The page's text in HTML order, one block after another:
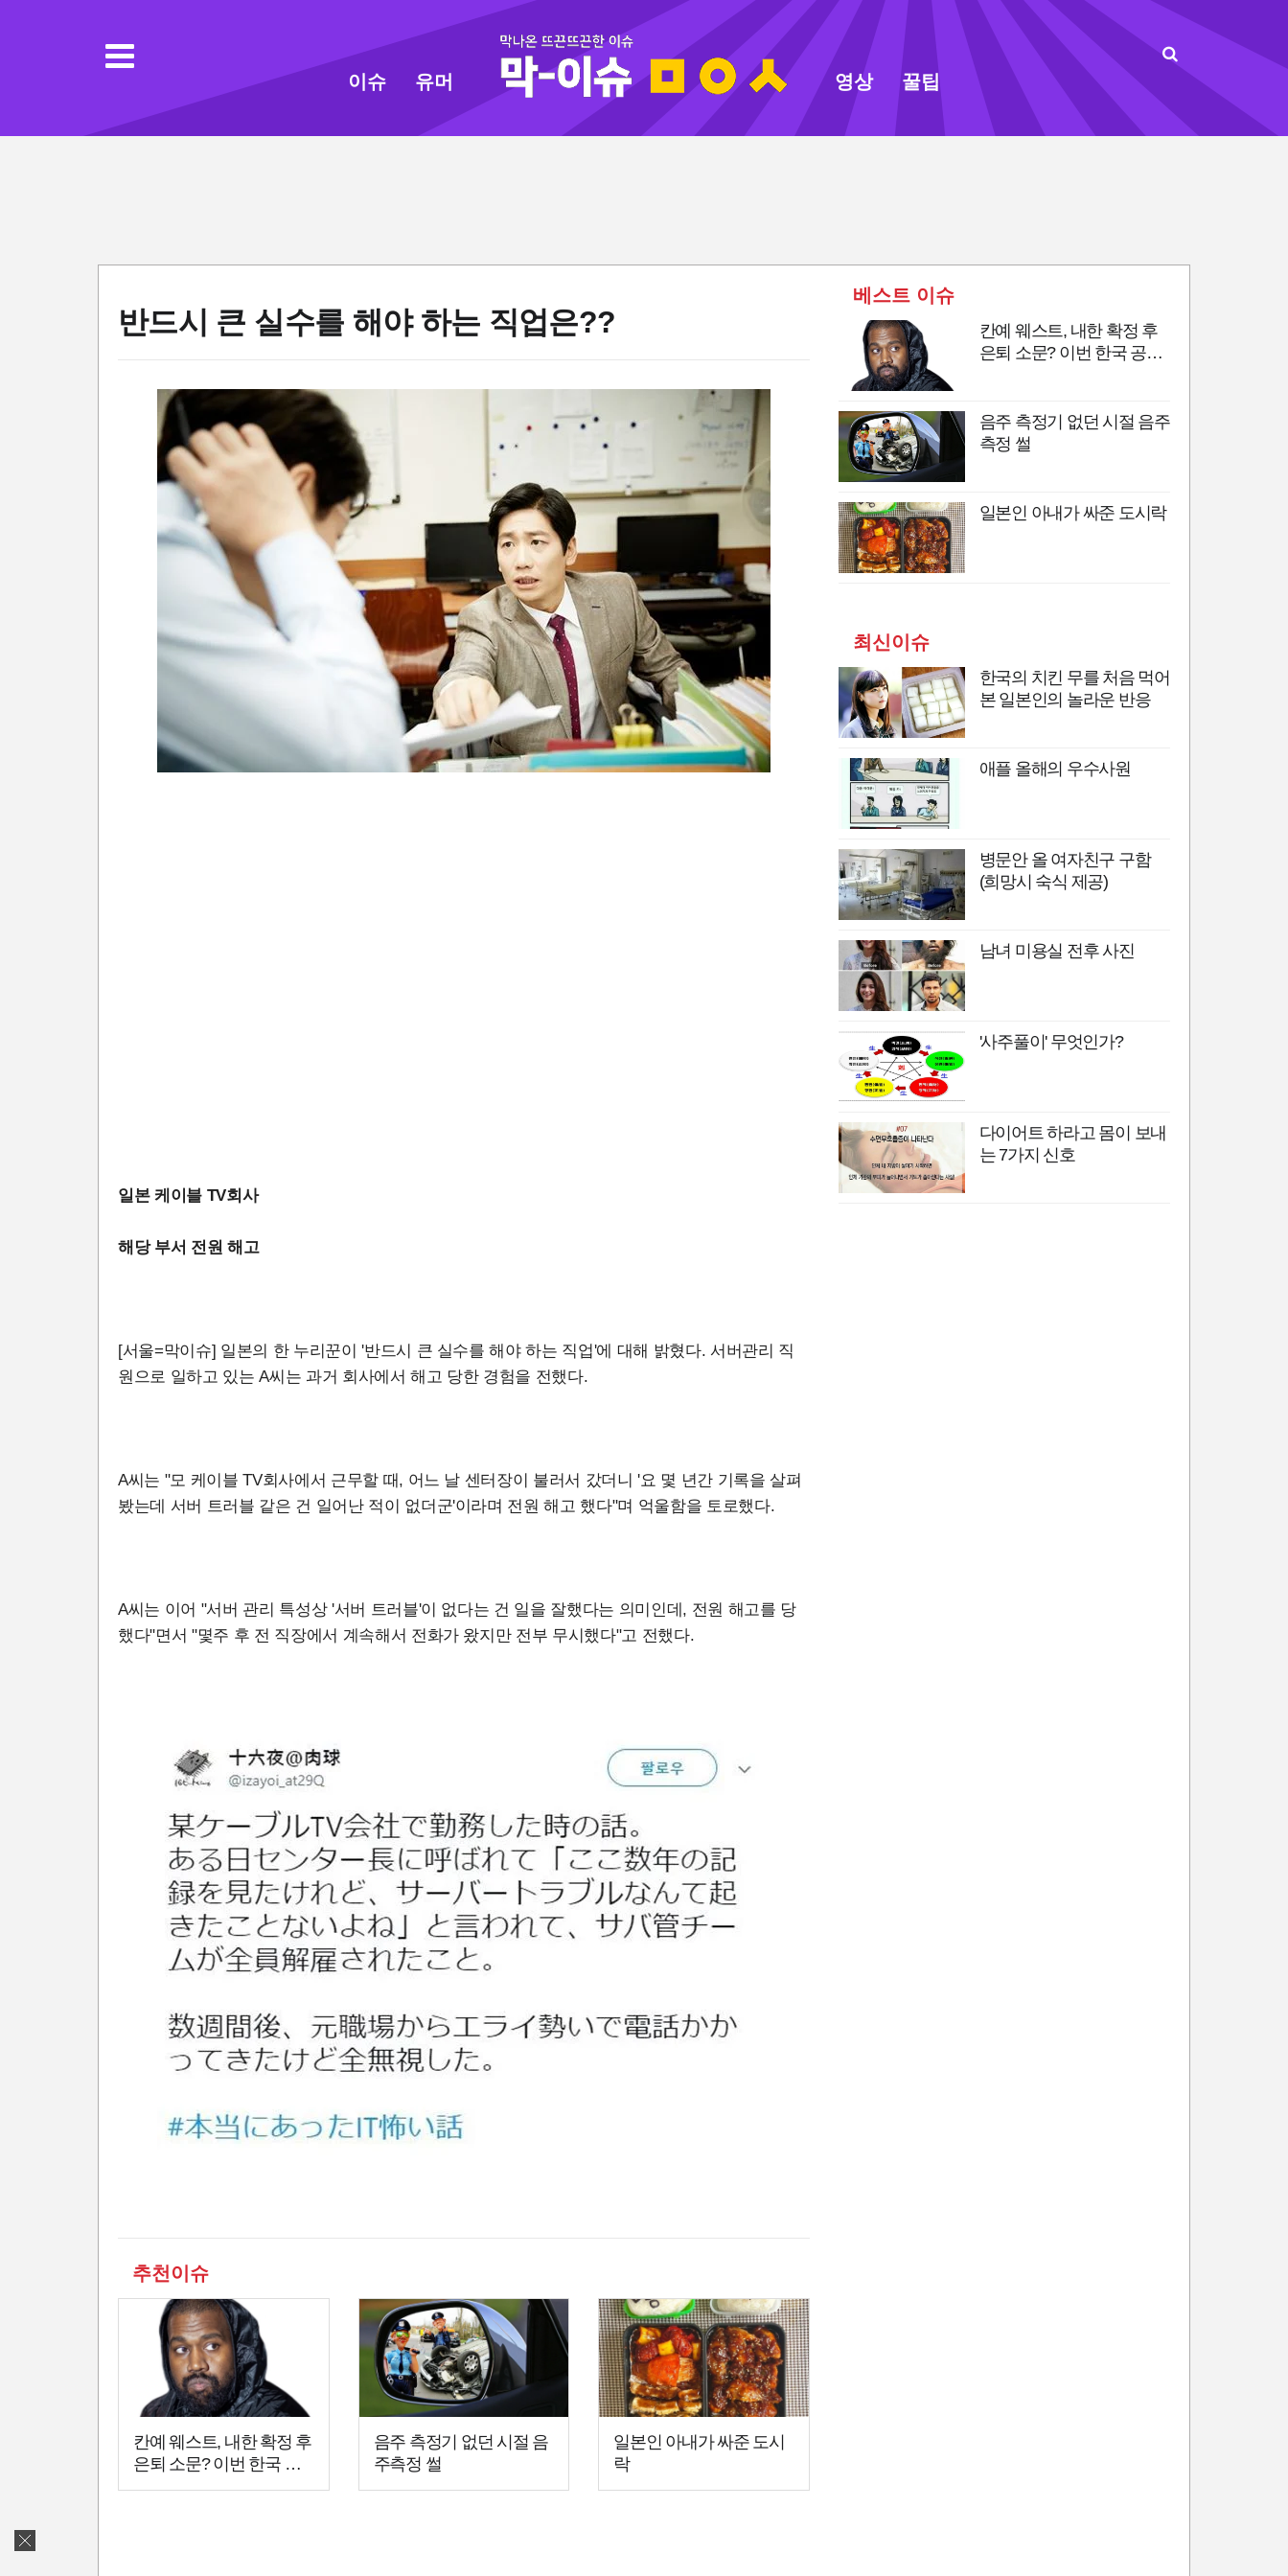
이슈 유머 영상 꿀팁
반드시 큰 실수를 해야 하는 직업은??
일본 케이블 TV회사
해당 부서 전원 해고
[서울=막이슈] 일본의 한 누리꾼이 '반드시 큰 실수를 해야 하는 직업'에 대해 밝혔다. 서버관리 직
원으로 일하고 있는 A씨는 과거 회사에서 해고 당한 경험을 전했다.
A씨는 "모 케이블 TV회사에서 근무할 때, 어느 날 센터장이 불러서 갔더니 '요 몇 년간 기록을 살펴
봤는데 서버 트러블 같은 건 일어난 적이 없더군'이라며 전원 해고 했다"며 억울함을 토로했다.
A씨는 이어 "서버 관리 특성상 '서버 트러블'이 없다는 건 일을 잘했다는 의미인데, 전원 해고를 당
했다"면서 "몇주 후 전 직장에서 계속해서 전화가 왔지만 전부 무시했다"고 전했다.
추천이슈
칸예 웨스트, 내한 확정 후
은퇴 소문? 이번 한국 공
연이 마지막 무대?
음주 측정기 없던 시절 음
주측정 썰
일본인 아내가 싸준 도시
락
베스트 이슈
칸예 웨스트, 내한 확정 후
은퇴 소문? 이번 한국 공연
음주 측정기 없던 시절 음주
측정 썰
일본인 아내가 싸준 도시락
최신이슈
한국의 치킨 무를 처음 먹어
본 일본인의 놀라운 반응
애플 올해의 우수사원
병문안 올 여자친구 구함
(희망시 숙식 제공)
남녀 미용실 전후 사진
'사주풀이' 무엇인가?
다이어트 하라고 몸이 보내
는 7가지 신호